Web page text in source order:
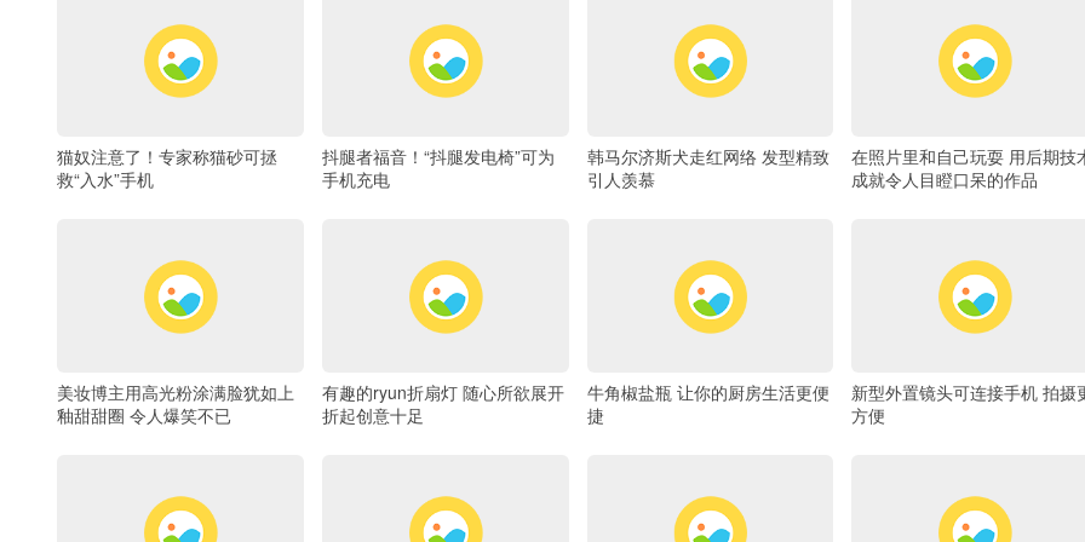
猫奴注意了！专家称猫砂可拯
救“入水”手机
抖腿者福音！“抖腿发电椅”可为
手机充电
韩马尔济斯犬走红网络 发型精致
引人羡慕
在照片里和自己玩耍 用后期技
成就令人目瞪口呆的作品
美妆博主用高光粉涂满脸犹如上
釉甜甜圈 令人爆笑不已
有趣的ryun折扇灯 随心所欲展开
折起创意十足
牛角椒盐瓶 让你的厨房生活更便
捷
新型外置镜头可连接手机 拍摄
方便